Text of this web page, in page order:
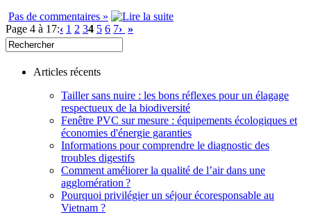
Pas de commentaires »
Page 4 à 17:‹ 1 2 34 5 6 7› »
Articles récents
Tailler sans nuire : les bons réflexes pour un élagage
respectueux de la biodiversité
Fenêtre PVC sur mesure : équipements écologiques et
économies d'énergie garanties
Informations pour comprendre le diagnostic des
troubles digestifs
Comment améliorer la qualité de l’air dans une
agglomération ?
Pourquoi privilégier un séjour écoresponsable au
Vietnam ?